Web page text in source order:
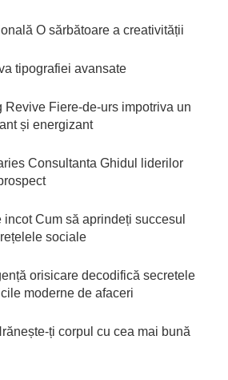
O sărbătoare a creativității
tipografiei avansate
Revive Fiere-de-urs impotriva un
și energizant
Consultanta Ghidul liderilor
Cum să aprindeți succesul
sociale
orisicare decodifică secretele
moderne de afaceri
ți corpul cu cea mai bună